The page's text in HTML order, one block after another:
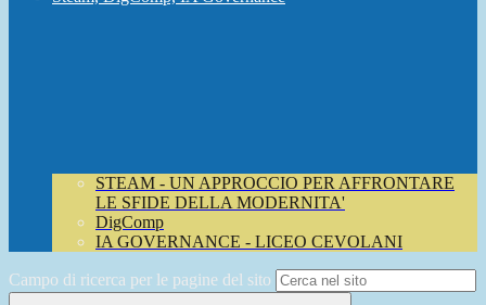
STEAM - UN APPROCCIO PER AFFRONTARE
LE SFIDE DELLA MODERNITA'
DigComp
IA GOVERNANCE - LICEO CEVOLANI
Campo di ricerca per le pagine del sito